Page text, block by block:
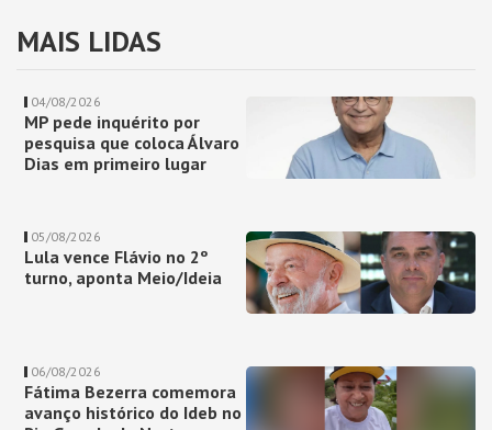
MAIS LIDAS
04/08/2026
MP pede inquérito por
pesquisa que coloca Álvaro
Dias em primeiro lugar
05/08/2026
Lula vence Flávio no 2º
turno, aponta Meio/Ideia
06/08/2026
Fátima Bezerra comemora
avanço histórico do Ideb no